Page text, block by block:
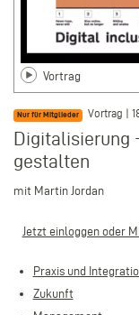
Vortrag
Nur für Mitglieder Vortrag |
Digitalisierung
gestalten
mit Martin Jordan
Jetzt einloggen oder
Praxis und
Zukunft